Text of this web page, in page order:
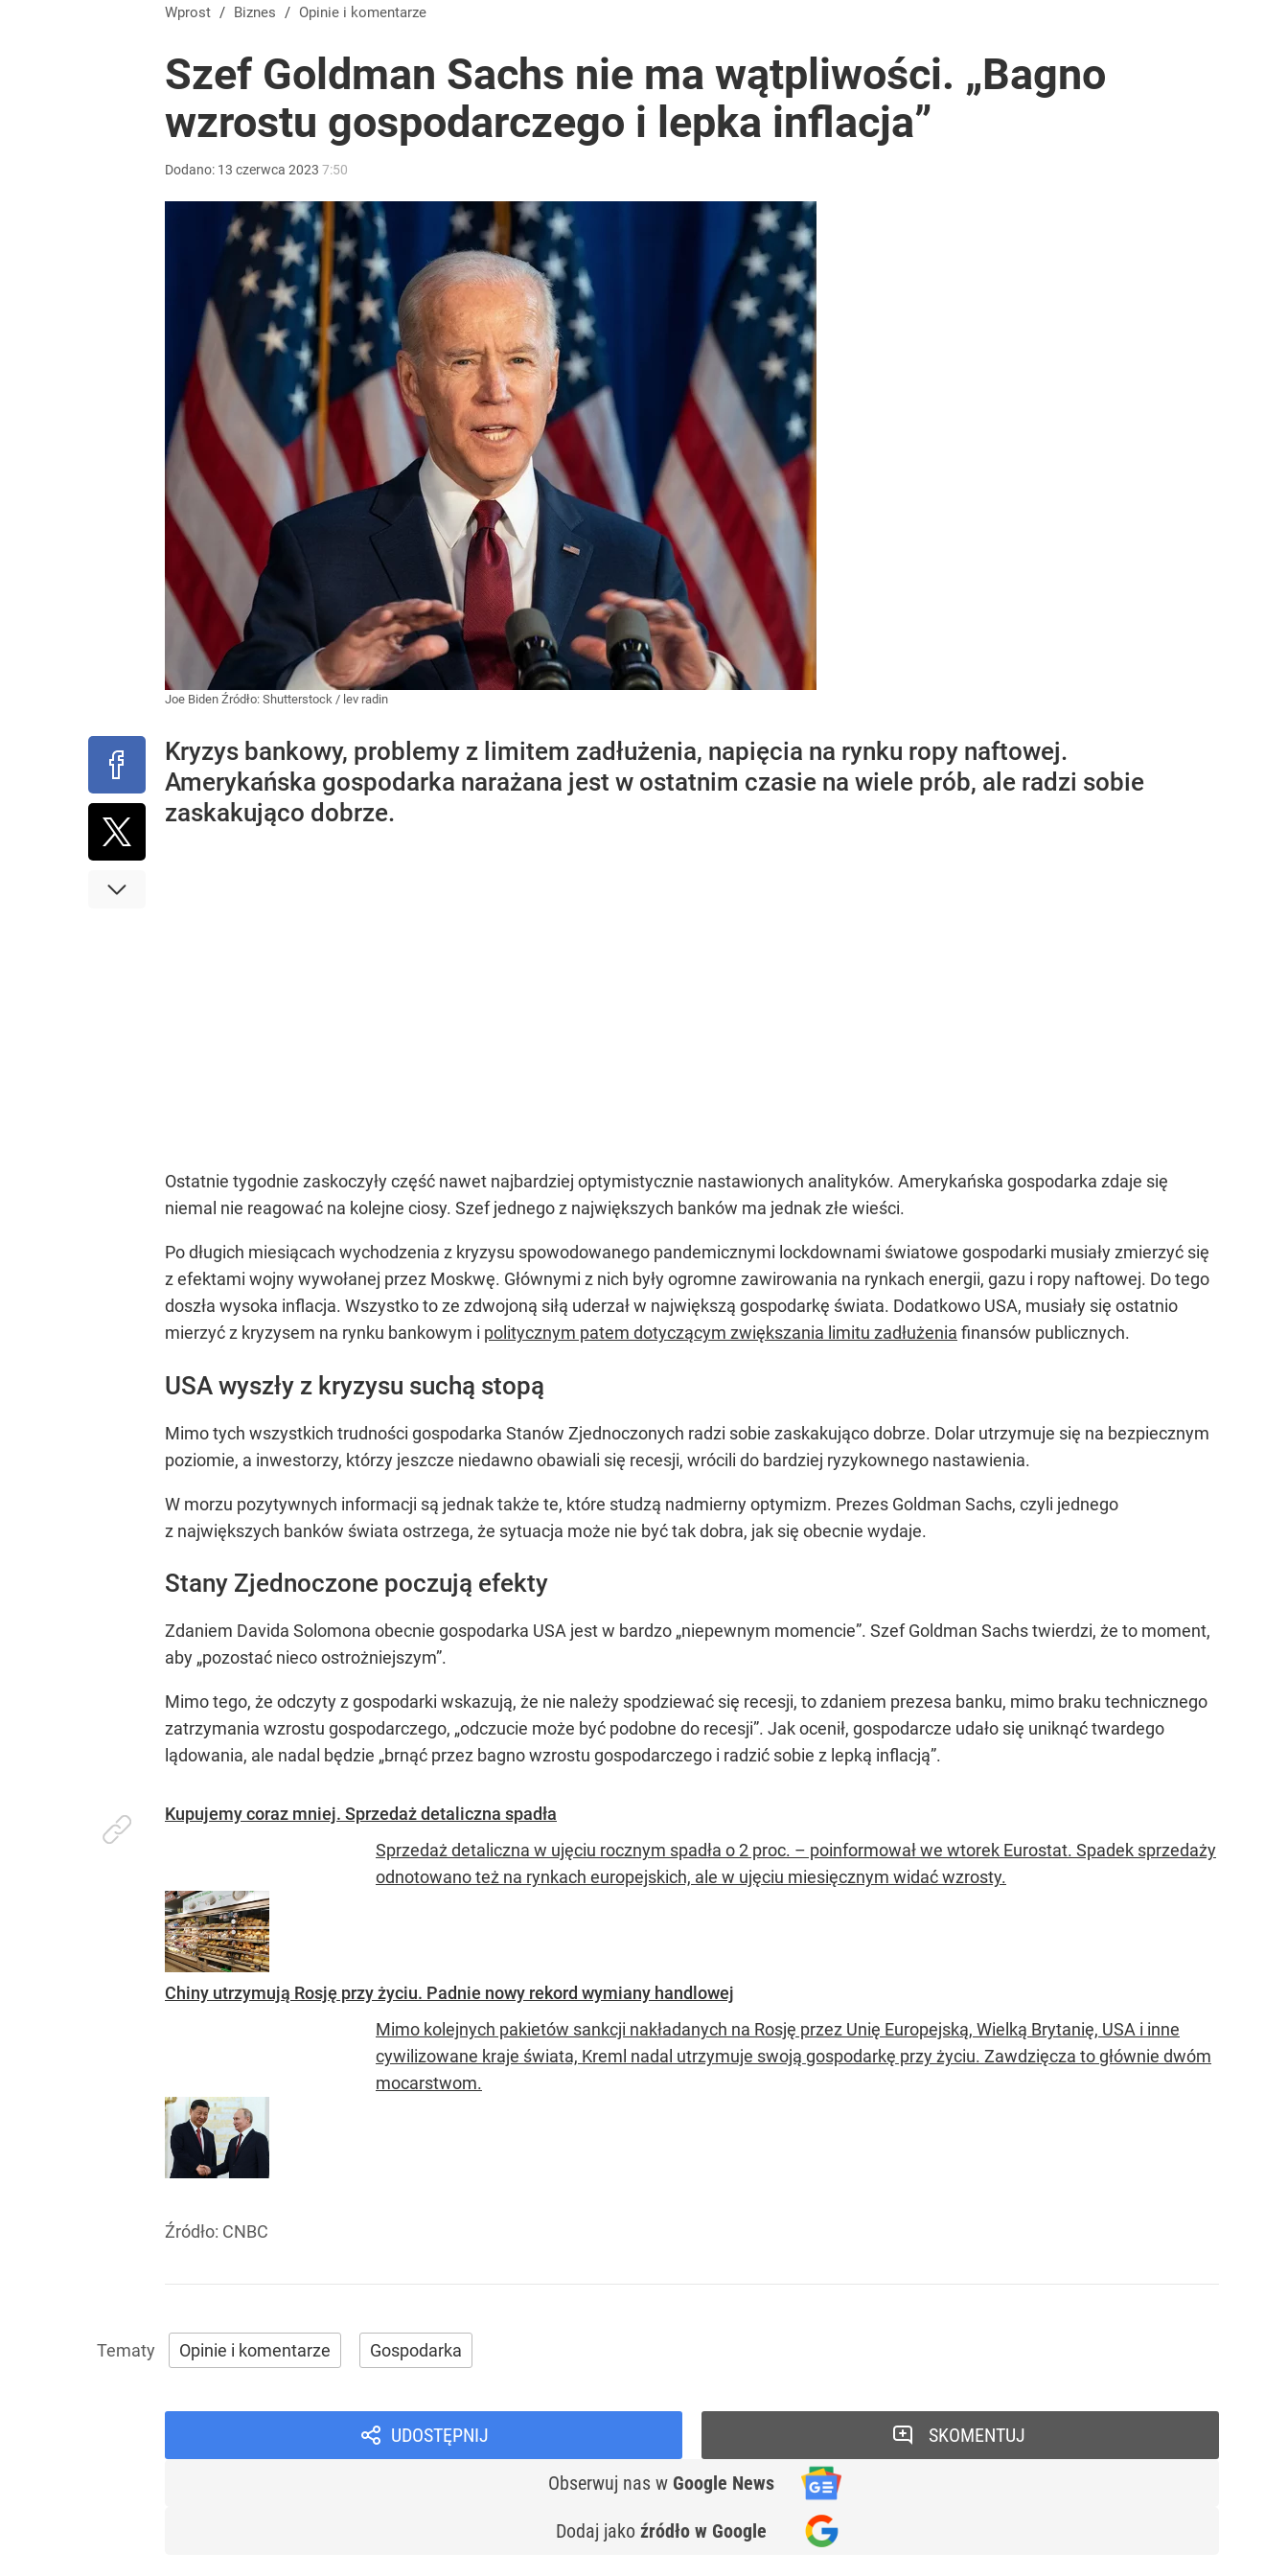
Wprost / Biznes / Opinie i komentarze
Szef Goldman Sachs nie ma wątpliwości. „Bagno
wzrostu gospodarczego i lepka inflacja”
Dodano: 13 czerwca 2023 7:50
Joe Biden Źródło: Shutterstock / lev radin
Kryzys bankowy, problemy z limitem zadłużenia, napięcia na rynku ropy naftowej.
Amerykańska gospodarka narażana jest w ostatnim czasie na wiele prób, ale radzi sobie
zaskakująco dobrze.
Ostatnie tygodnie zaskoczyły część nawet najbardziej optymistycznie nastawionych analityków. Amerykańska gospodarka zdaje się
niemal nie reagować na kolejne ciosy. Szef jednego z największych banków ma jednak złe wieści.
Po długich miesiącach wychodzenia z kryzysu spowodowanego pandemicznymi lockdownami światowe gospodarki musiały zmierzyć się
z efektami wojny wywołanej przez Moskwę. Głównymi z nich były ogromne zawirowania na rynkach energii, gazu i ropy naftowej. Do tego
doszła wysoka inflacja. Wszystko to ze zdwojoną siłą uderzał w największą gospodarkę świata. Dodatkowo USA, musiały się ostatnio
mierzyć z kryzysem na rynku bankowym i politycznym patem dotyczącym zwiększania limitu zadłużenia finansów publicznych.
USA wyszły z kryzysu suchą stopą
Mimo tych wszystkich trudności gospodarka Stanów Zjednoczonych radzi sobie zaskakująco dobrze. Dolar utrzymuje się na bezpiecznym
poziomie, a inwestorzy, którzy jeszcze niedawno obawiali się recesji, wrócili do bardziej ryzykownego nastawienia.
W morzu pozytywnych informacji są jednak także te, które studzą nadmierny optymizm. Prezes Goldman Sachs, czyli jednego
z największych banków świata ostrzega, że sytuacja może nie być tak dobra, jak się obecnie wydaje.
Stany Zjednoczone poczują efekty
Zdaniem Davida Solomona obecnie gospodarka USA jest w bardzo „niepewnym momencie”. Szef Goldman Sachs twierdzi, że to moment,
aby „pozostać nieco ostrożniejszym”.
Mimo tego, że odczyty z gospodarki wskazują, że nie należy spodziewać się recesji, to zdaniem prezesa banku, mimo braku technicznego
zatrzymania wzrostu gospodarczego, „odczucie może być podobne do recesji”. Jak ocenił, gospodarcze udało się uniknąć twardego
lądowania, ale nadal będzie „brnąć przez bagno wzrostu gospodarczego i radzić sobie z lepką inflacją”.
Kupujemy coraz mniej. Sprzedaż detaliczna spadła
Sprzedaż detaliczna w ujęciu rocznym spadła o 2 proc. – poinformował we wtorek Eurostat. Spadek sprzedaży
odnotowano też na rynkach europejskich, ale w ujęciu miesięcznym widać wzrosty.
Chiny utrzymują Rosję przy życiu. Padnie nowy rekord wymiany handlowej
Mimo kolejnych pakietów sankcji nakładanych na Rosję przez Unię Europejską, Wielką Brytanię, USA i inne
cywilizowane kraje świata, Kreml nadal utrzymuje swoją gospodarkę przy życiu. Zawdzięcza to głównie dwóm
mocarstwom.
Źródło: CNBC
Opinie i komentarze Gospodarka
UDOSTĘPNIJ
Obserwuj nas w Google News
Dodaj jako źródło w Google
SKOMENTUJ